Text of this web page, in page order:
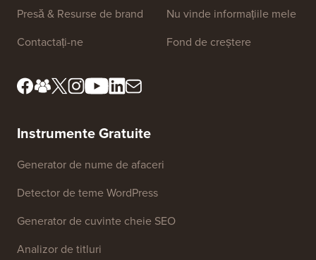
Presă & Resurse de brand
Contactați-ne
Nu vinde informațiile mele
Fond de creștere
Instrumente Gratuite
Generator de nume de afaceri
Detector de teme WordPress
Generator de cuvinte cheie SEO
Analizor de titluri